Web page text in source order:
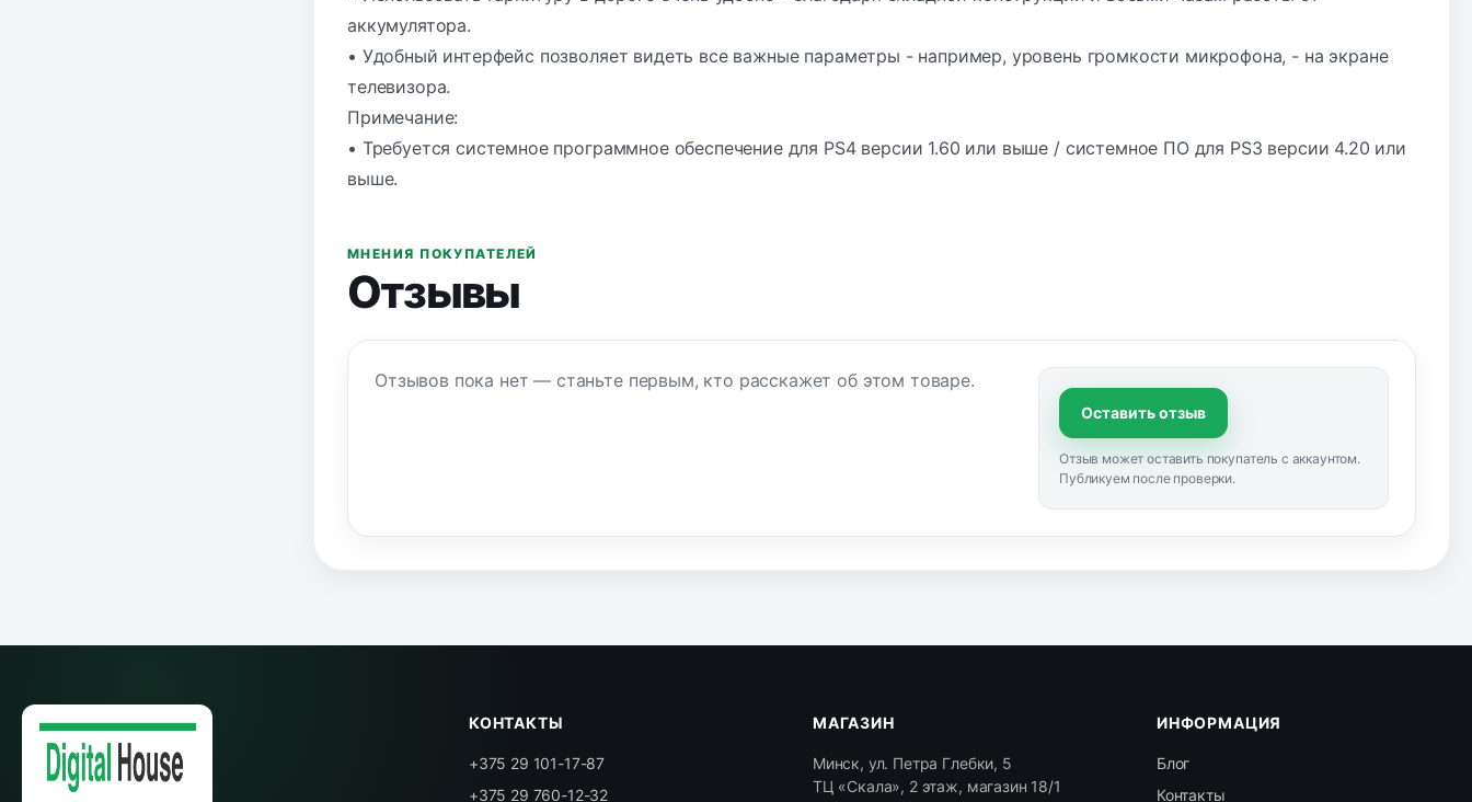
аккумулятора.
• Удобный интерфейс позволяет видеть все важные параметры - например, уровень громкости микрофона, - на экране
телевизора.
Примечание:
• Требуется системное программное обеспечение для PS4 версии 1.60 или выше / системное ПО для PS3 версии 4.20 или
выше.
МНЕНИЯ ПОКУПАТЕЛЕЙ
Отзывы
Отзывов пока нет — станьте первым, кто расскажет об этом товаре.
Оставить отзыв
Отзыв может оставить покупатель с аккаунтом.
Публикуем после проверки.
КОНТАКТЫ
+375 29 101-17-87
+375 29 760-12-32
МАГАЗИН
Минск, ул. Петра Глебки, 5
ТЦ «Скала», 2 этаж, магазин 18/1
ИНФОРМАЦИЯ
Блог
Контакты